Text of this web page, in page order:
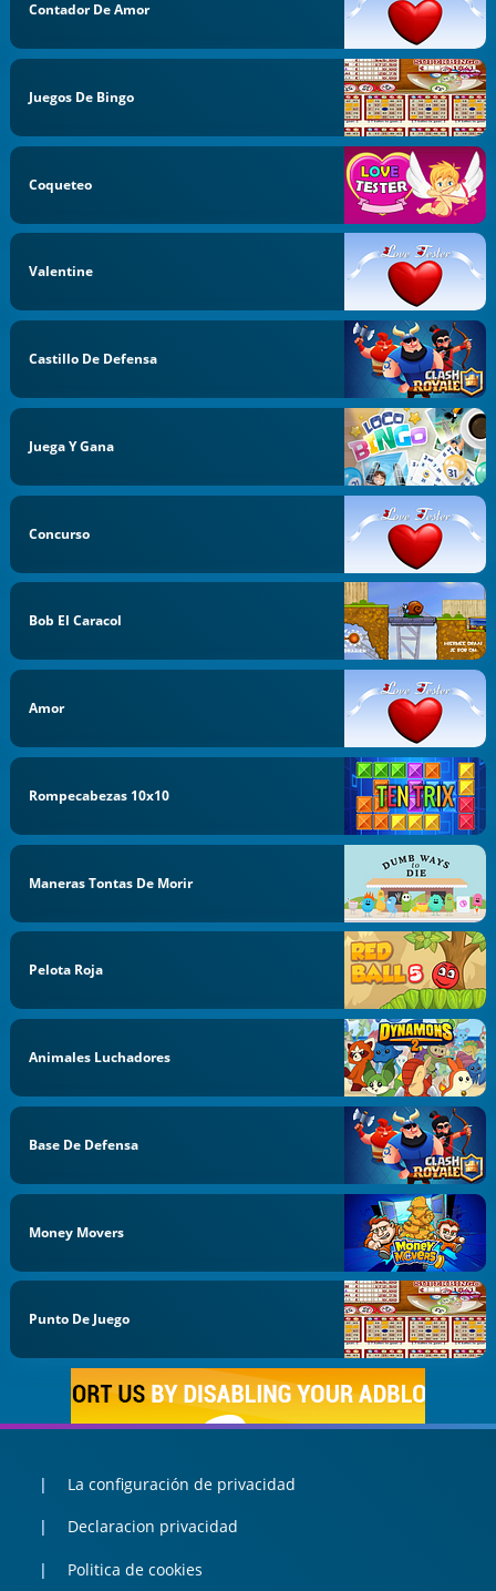
Contador De Amor
Juegos De Bingo
Coqueteo
Valentine
Castillo De Defensa
Juega Y Gana
Concurso
Bob El Caracol
Amor
Rompecabezas 10x10
Maneras Tontas De Morir
Pelota Roja
Animales Luchadores
Base De Defensa
Money Movers
Punto De Juego
La configuración de privacidad
Declaracion privacidad
Politica de cookies